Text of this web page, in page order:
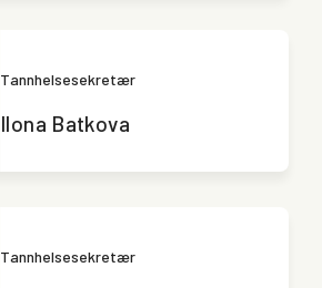
Tannhelsesekretær
Ilona Batkova
Tannhelsesekretær